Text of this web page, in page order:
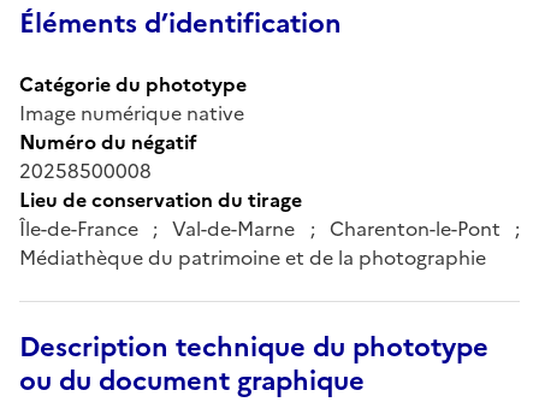
Éléments d’identification
Catégorie du phototype
Image numérique native
Numéro du négatif
20258500008
Lieu de conservation du tirage
Île-de-France ; Val-de-Marne ; Charenton-le-Pont ;
Médiathèque du patrimoine et de la photographie
Description technique du phototype
ou du document graphique